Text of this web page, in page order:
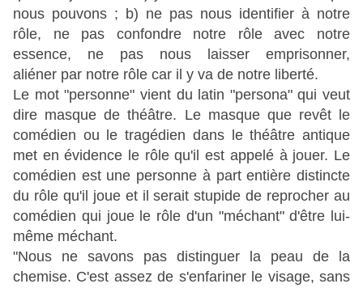
nous pouvons ; b) ne pas nous identifier à notre
rôle, ne pas confondre notre rôle avec notre
essence, ne pas nous laisser emprisonner,
aliéner par notre rôle car il y va de notre liberté.
Le mot "personne" vient du latin "persona" qui veut
dire masque de théâtre. Le masque que revêt le
comédien ou le tragédien dans le théâtre antique
met en évidence le rôle qu'il est appelé à jouer. Le
comédien est une personne à part entière distincte
du rôle qu'il joue et il serait stupide de reprocher au
comédien qui joue le rôle d'un "méchant" d'être lui-
même méchant.
"Nous ne savons pas distinguer la peau de la
chemise. C'est assez de s'enfariner le visage, sans